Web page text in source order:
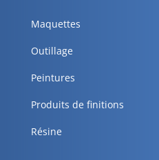
Maquettes
Outillage
Peintures
Produits de finitions
Résine